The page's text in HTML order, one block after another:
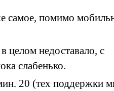
самое, помимо
целом недоставало, с
слабенько.
20 (тех поддержки